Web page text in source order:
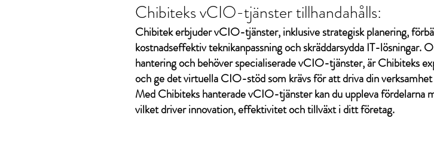
Chibiteks vCIO-tjänster tillhandahålls:
Chibitek erbjuder vCIO-tjänster, inklusive strategisk planering,
kostnadseffektiv teknikanpassning och skräddarsydda IT-lösningar.
hantering och behöver specialiserade vCIO-tjänster, är Chibiteks
och ge det virtuella CIO-stöd som krävs för att driva din
Med Chibiteks hanterade vCIO-tjänster kan du uppleva fördelarna
vilket driver innovation, effektivitet och tillväxt i ditt företag.